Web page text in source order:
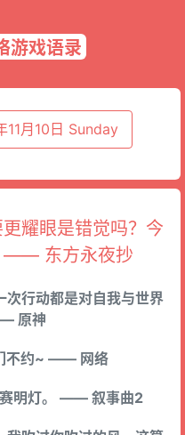
游戏语录
11月10日 Sunday
耀眼是错觉吗？今
—— 东方永夜抄
次行动都是对自我与世界
原神
不约~ —— 网络
赛明灯。 —— 叙事曲2